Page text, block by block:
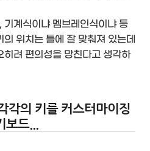
기계식이냐 멤브레인식이냐 등
위치는 틀에 잘 맞춰져 있는데
히려 편의성을 망친다고 생각하
각의 키를 커스터마이징
드...